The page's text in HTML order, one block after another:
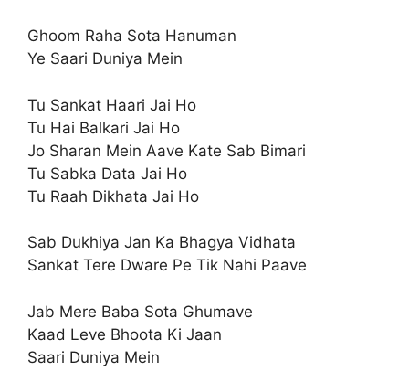
Ghoom Raha Sota Hanuman
Ye Saari Duniya Mein
Tu Sankat Haari Jai Ho
Tu Hai Balkari Jai Ho
Jo Sharan Mein Aave Kate Sab Bimari
Tu Sabka Data Jai Ho
Tu Raah Dikhata Jai Ho
Sab Dukhiya Jan Ka Bhagya Vidhata
Sankat Tere Dware Pe Tik Nahi Paave
Jab Mere Baba Sota Ghumave
Kaad Leve Bhoota Ki Jaan
Saari Duniya Mein